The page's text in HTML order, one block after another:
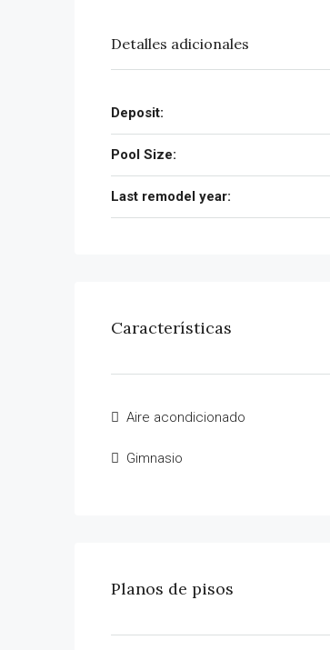
Detalles adicionales
Deposit:
Pool Size:
Last remodel year:
Características
Aire acondicionado
Gimnasio
Planos de pisos